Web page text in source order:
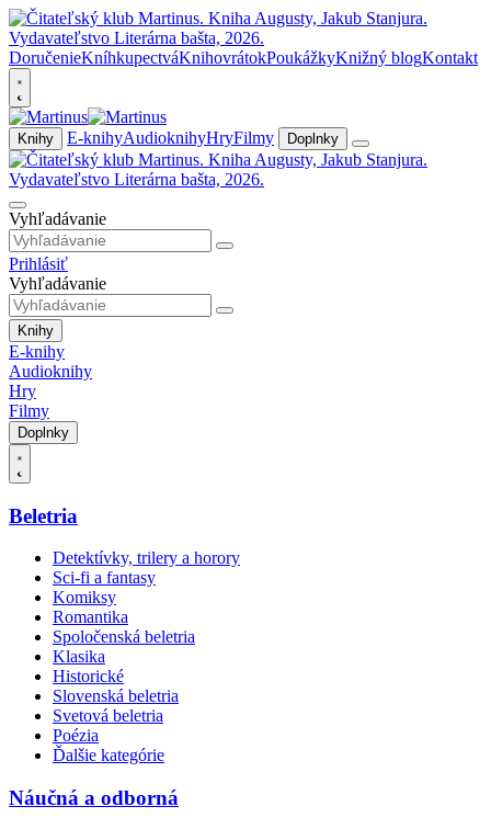
DoručenieKníhkupectváKnihovrátokPoukážkyKnižný blogKontakt
Knihy E-knihyAudioknihyHryFilmy Doplnky
Vyhľadávanie
Prihlásiť
Vyhľadávanie
Knihy
E-knihy
Audioknihy
Hry
Filmy
Doplnky
Beletria
Detektívky, trilery a horory
Sci-fi a fantasy
Komiksy
Romantika
Spoločenská beletria
Klasika
Historické
Slovenská beletria
Svetová beletria
Poézia
Ďalšie kategórie
Náučná a odborná